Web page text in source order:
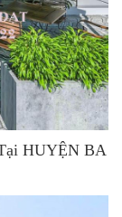
HUYỆN BA